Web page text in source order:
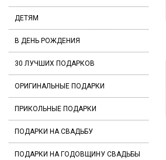
ДЕТЯМ
В ДЕНЬ РОЖДЕНИЯ
30 ЛУЧШИХ ПОДАРКОВ
ОРИГИНАЛЬНЫЕ ПОДАРКИ
ПРИКОЛЬНЫЕ ПОДАРКИ
ПОДАРКИ НА СВАДЬБУ
ПОДАРКИ НА ГОДОВЩИНУ СВАДЬБЫ